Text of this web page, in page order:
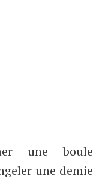
une boule
une demie